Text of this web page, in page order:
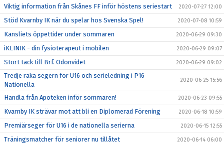
Viktig information från Skånes FF inför höstens seriestart 2020-07-27 12:00
Stöd Kvarnby IK när du spelar hos Svenska Spel! 2020-07-08 10:59
Kansliets öppettider under sommaren 2020-06-29 09:30
iKLINIK - din fysioterapeut i mobilen 2020-06-29 09:07
Stort tack till Brf. Odonvidet 2020-06-29 09:02
Tredje raka segern för U16 och serieledning i P16
Nationella
2020-06-25 15:56
Handla från Apoteken inför sommaren! 2020-06-23 09:55
Kvarnby IK strävar mot att bli en Diplomerad Förening 2020-06-18 10:59
Premiärseger för U16 i de nationella serierna 2020-06-15 12:55
Träningsmatcher för seniorer nu tillåtet 2020-06-14 06:00